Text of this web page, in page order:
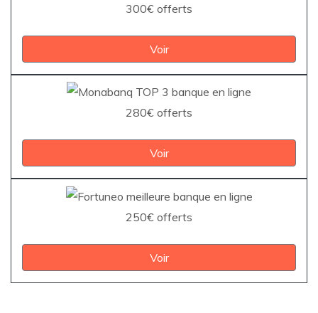
300€ offerts
Voir
280€ offerts
Voir
250€ offerts
Voir